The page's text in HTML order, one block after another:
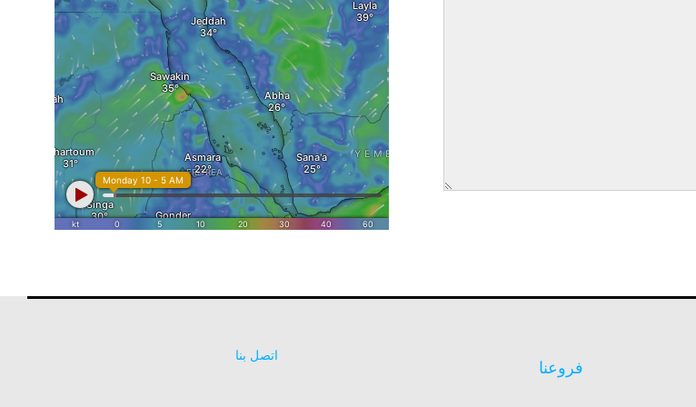
فروعنا
اتصل بنا